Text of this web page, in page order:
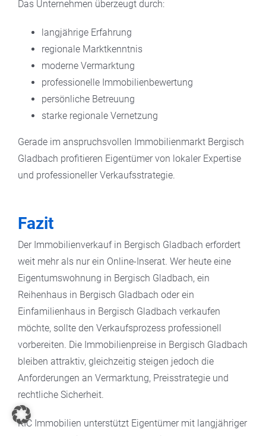
Das Unternehmen überzeugt durch:
langjährige Erfahrung
regionale Marktkenntnis
moderne Vermarktung
professionelle Immobilienbewertung
persönliche Betreuung
starke regionale Vernetzung
Gerade im anspruchsvollen Immobilienmarkt Bergisch
Gladbach profitieren Eigentümer von lokaler Expertise
und professioneller Verkaufsstrategie.
Fazit
Der Immobilienverkauf in Bergisch Gladbach erfordert
weit mehr als nur ein Online-Inserat. Wer heute eine
Eigentumswohnung in Bergisch Gladbach, ein
Reihenhaus in Bergisch Gladbach oder ein
Einfamilienhaus in Bergisch Gladbach verkaufen
möchte, sollte den Verkaufsprozess professionell
vorbereiten. Die Immobilienpreise in Bergisch Gladbach
bleiben attraktiv, gleichzeitig steigen jedoch die
Anforderungen an Vermarktung, Preisstrategie und
rechtliche Sicherheit.
KIC Immobilien unterstützt Eigentümer mit langjähriger